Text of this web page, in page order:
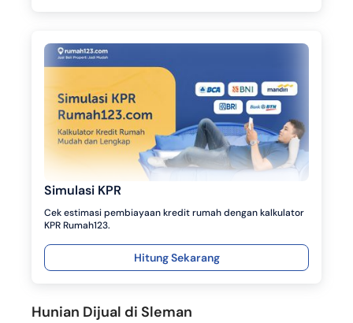
Simulasi KPR
Cek estimasi pembiayaan kredit rumah dengan kalkulator
KPR Rumah123.
Hitung Sekarang
Hunian Dijual di Sleman